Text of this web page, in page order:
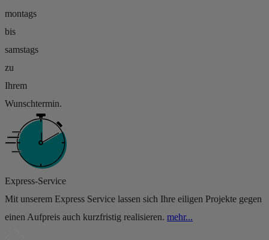
montags
bis
samstags
zu
Ihrem
Wunschtermin.
Express-Service
Mit unserem Express Service lassen sich Ihre eiligen Projekte gegen
einen Aufpreis auch kurzfristig realisieren. mehr...